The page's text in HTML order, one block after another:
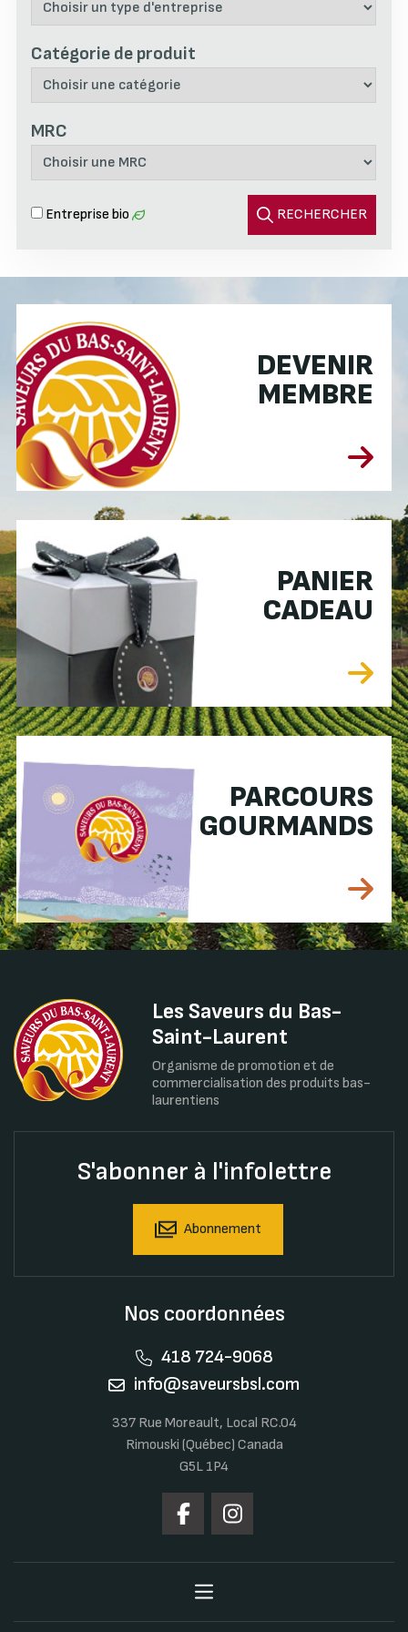
Catégorie de produit
MRC
Entreprise bio RECHERCHER
DEVENIR
MEMBRE
PANIER
CADEAU
PARCOURS
GOURMANDS
Les Saveurs du Bas-
Saint-Laurent
Organisme de promotion et de
commercialisation des produits bas-
laurentiens
S'abonner à l'infolettre
Abonnement
Nos coordonnées
418 724-9068
info@saveursbsl.com
337 Rue Moreault, Local RC.04
Rimouski (Québec) Canada
G5L 1P4